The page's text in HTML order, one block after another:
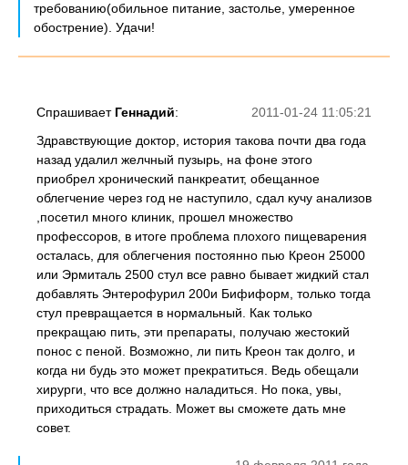
требованию(обильное питание, застолье, умеренное
обострение). Удачи!
2011-01-24 11:05:21
Спрашивает Геннадий:
Здравствующие доктор, история такова почти два года
назад удалил желчный пузырь, на фоне этого
приобрел хронический панкреатит, обещанное
облегчение через год не наступило, сдал кучу анализов
,посетил много клиник, прошел множество
профессоров, в итоге проблема плохого пищеварения
осталась, для облегчения постоянно пью Креон 25000
или Эрмиталь 2500 стул все равно бывает жидкий стал
добавлять Энтерофурил 200и Бифиформ, только тогда
стул превращается в нормальный. Как только
прекращаю пить, эти препараты, получаю жестокий
понос с пеной. Возможно, ли пить Креон так долго, и
когда ни будь это может прекратиться. Ведь обещали
хирурги, что все должно наладиться. Но пока, увы,
приходиться страдать. Может вы сможете дать мне
совет.